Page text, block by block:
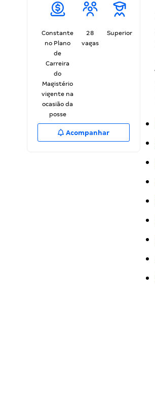
Constante
no Plano
de
Carreira
do
Magistério
vigente na
ocasião da
posse
28
vagas
Superior
Acompanhar